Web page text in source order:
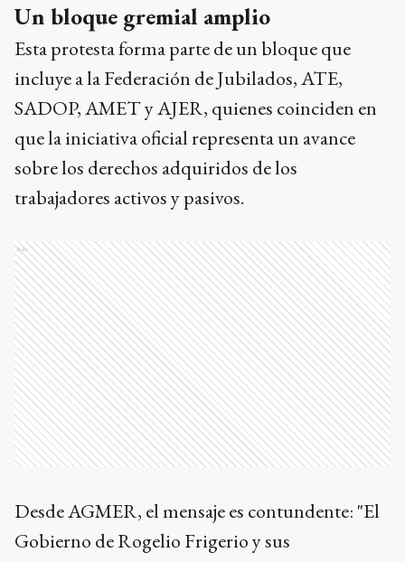
Un bloque gremial amplio
Esta protesta forma parte de un bloque que
incluye a la Federación de Jubilados, ATE,
SADOP, AMET y AJER, quienes coinciden en
que la iniciativa oficial representa un avance
sobre los derechos adquiridos de los
trabajadores activos y pasivos.
Ads
Desde AGMER, el mensaje es contundente: "El
Gobierno de Rogelio Frigerio y sus